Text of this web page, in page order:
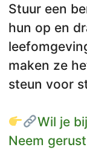
Stuur een
hun op en
maken ze
steun voor
Wil je
Neem